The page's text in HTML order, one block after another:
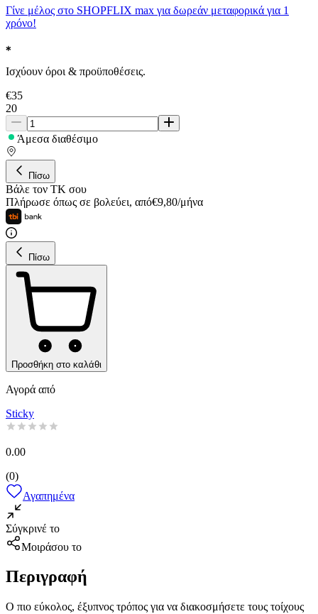
Γίνε μέλος στο SHOPFLIX max για δωρεάν μεταφορικά για 1
χρόνο!
Ισχύουν όροι & προϋποθέσεις.
€35
20
Άμεσα διαθέσιμο
Πίσω
Βάλε τον ΤΚ σου
Πλήρωσε όπως σε βολεύει, από€9,80/μήνα
Πίσω
Προσθήκη στο καλάθι
Αγορά από
Sticky
0.00
(0)
Αγαπημένα
Σύγκρινέ το
Μοιράσου το
Περιγραφή
Ο πιο εύκολος, έξυπνος τρόπος για να διακοσμήσετε τους τοίχους